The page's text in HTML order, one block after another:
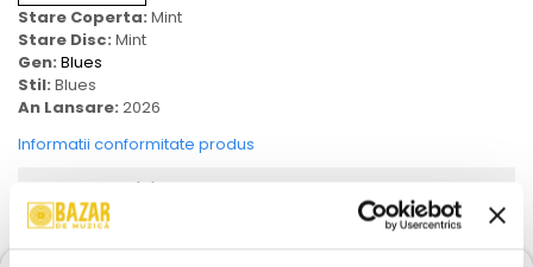
9
Money People
10
Waste Your Love
11
Soul Rolling Slow
12
Crazy
Stare Coperta: Mint
Stare Disc: Mint
Gen: Blues
Stil: Blues
An Lansare: 2026
Informatii conformitate produs
(0)